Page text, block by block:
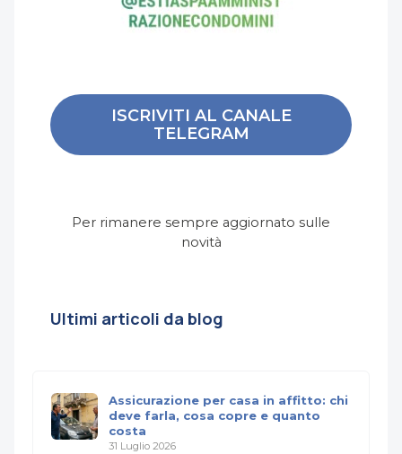
ISCRIVITI AL CANALE
TELEGRAM
Per rimanere sempre aggiornato sulle
novità
Ultimi articoli da blog
Assicurazione per casa in affitto: chi
deve farla, cosa copre e quanto
costa
31 Luglio 2026